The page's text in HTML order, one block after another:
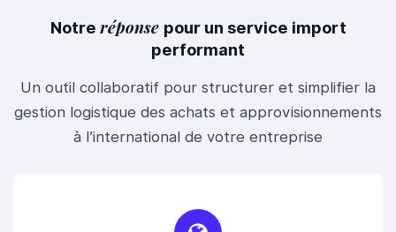
Notre réponse pour un service import
performant
Un outil collaboratif pour structurer et simplifier la
gestion logistique des achats et approvisionnements
à l’international de votre entreprise